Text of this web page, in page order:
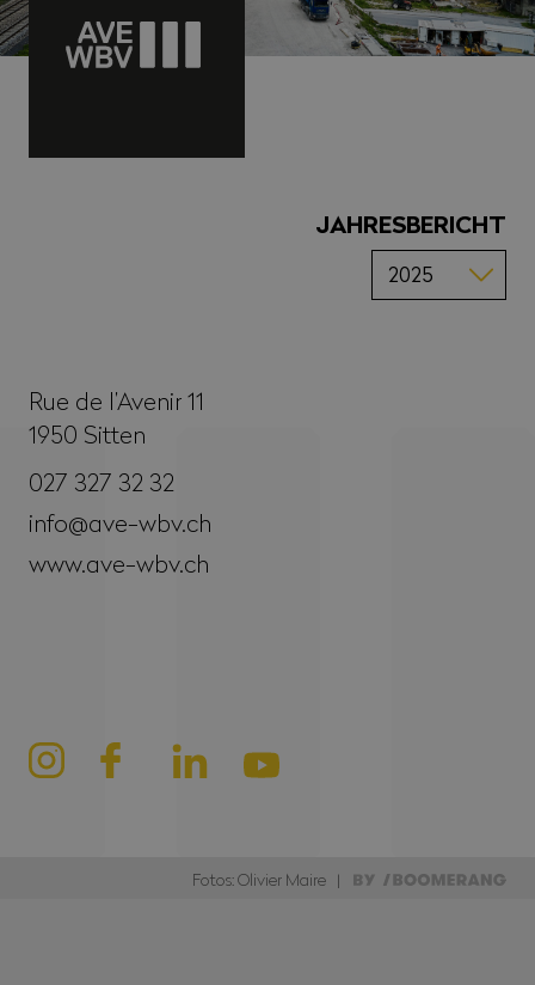
Rue de l’Avenir 11
1950 Sitten
027 327 32 32
info@ave-wbv.ch
www.ave-wbv.ch
JAHRESBERICHT
Fotos: Olivier Maire |